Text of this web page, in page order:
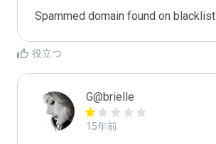
Spammed domain found on blacklist
役立つ
G@brielle
15年前